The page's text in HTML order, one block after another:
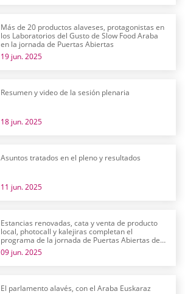
Más de 20 productos alaveses, protagonistas en
los Laboratorios del Gusto de Slow Food Araba
en la jornada de Puertas Abiertas
19 jun. 2025
Resumen y video de la sesión plenaria
18 jun. 2025
Asuntos tratados en el pleno y resultados
11 jun. 2025
Estancias renovadas, cata y venta de producto
local, photocall y kalejiras completan el
programa de la jornada de Puertas Abiertas de
las Juntas Generales
09 jun. 2025
El parlamento alavés, con el Araba Euskaraz